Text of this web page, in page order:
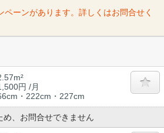
ペーンがあります。詳しくはお問合せく
円 /月
・222cm・227cm
め、お問合せできません